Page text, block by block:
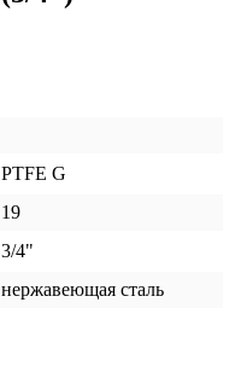
PTFE G
19
3/4"
нержавеющая сталь